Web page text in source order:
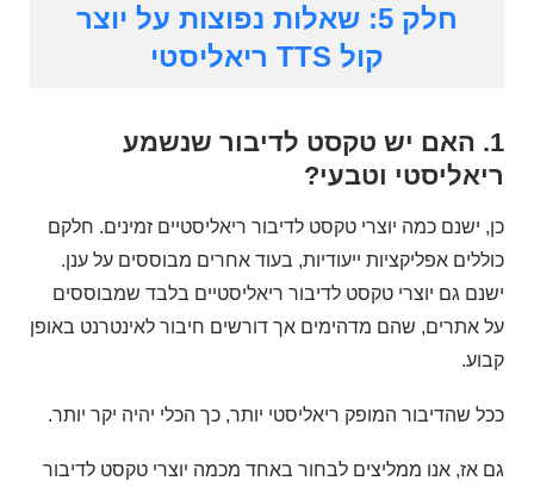
חלק 5: שאלות נפוצות על יוצר
קול TTS ריאליסטי
1. האם יש טקסט לדיבור שנשמע
ריאליסטי וטבעי?
כן, ישנם כמה יוצרי טקסט לדיבור ריאליסטיים זמינים. חלקם
כוללים אפליקציות ייעודיות, בעוד אחרים מבוססים על ענן.
ישנם גם יוצרי טקסט לדיבור ריאליסטיים בלבד שמבוססים
על אתרים, שהם מדהימים אך דורשים חיבור לאינטרנט באופן
קבוע.
ככל שהדיבור המופק ריאליסטי יותר, כך הכלי יהיה יקר יותר.
גם אז, אנו ממליצים לבחור באחד מכמה יוצרי טקסט לדיבור